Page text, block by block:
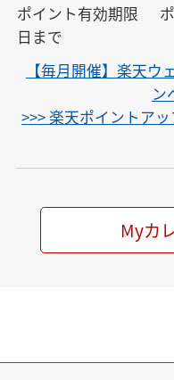
ポイント有効期限	ポイント進呈後から3ヶ月後の末
日まで
【毎月開催】楽天
ン
>>> 楽天ポイントア
Myカ